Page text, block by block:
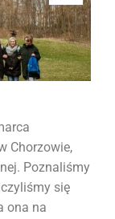
Chorzowie,
Poznaliśmy
się
ona na